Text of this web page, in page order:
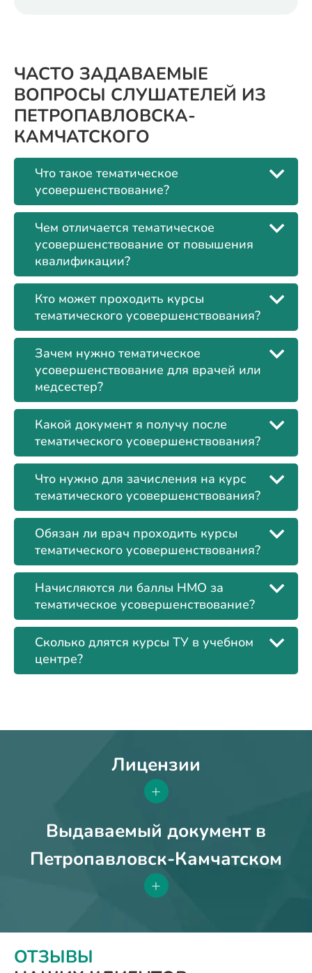
ЧАСТО ЗАДАВАЕМЫЕ
ВОПРОСЫ СЛУШАТЕЛЕЙ ИЗ
ПЕТРОПАВЛОВСКА-
КАМЧАТСКОГО
Что такое тематическое
усовершенствование?
Чем отличается тематическое
усовершенствование от повышения
квалификации?
Кто может проходить курсы
тематического усовершенствования?
Зачем нужно тематическое
усовершенствование для врачей или
медсестер?
Какой документ я получу после
тематического усовершенствования?
Что нужно для зачисления на курс
тематического усовершенствования?
Обязан ли врач проходить курсы
тематического усовершенствования?
Начисляются ли баллы НМО за
тематическое усовершенствование?
Сколько длятся курсы ТУ в учебном
центре?
Лицензии
+
Выдаваемый документ в
Петропавловск-Камчатском
+
ОТЗЫВЫ